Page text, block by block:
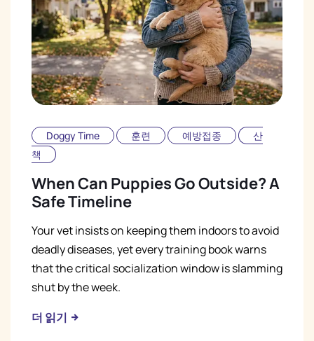
Doggy Time 훈련 예방접종
산
책
When Can Puppies Go Outside? A
Safe Timeline
Your vet insists on keeping them indoors to avoid
deadly diseases, yet every training book warns
that the critical socialization window is slamming
shut by the week.
더 읽기